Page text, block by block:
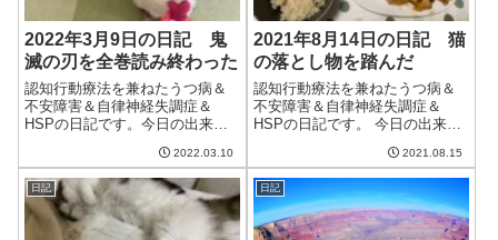
2022年3月9日の日記 鬼
滅の刃を全巻読み終わった
認知行動療法を兼ねたうつ病＆
不安障害＆自律神経失調症＆
HSPの日記です。今日の出来事
気。良い感じで洗濯物が乾き、
気分も良い。しばらくは暖かく
て良い天気が続くらしい。先月
の診察は雪だったけど、今月は
晴れると良いなぁ...
2022.03.10
2021年8月14日の日記 猫
の落とし物を踏んだ
認知行動療法を兼ねたうつ病＆
不安障害＆自律神経失調症＆
HSPの日記です。 今日の出来事
く、8月とは思えない気候だっ
た。九州や中国地方ではものす
ごい雨らしいが、幸いこちらは
そこまで強くはない。火曜日ま
で雨が降り続くよ...
2021.08.15
日記 日記